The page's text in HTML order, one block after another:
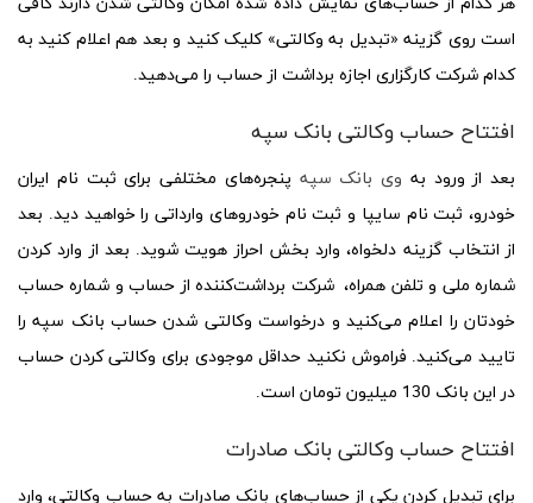
است روی گزینه «تبدیل به وکالتی» کلیک کنید و بعد هم اعلام کنید به
کدام شرکت کارگزاری اجازه برداشت از حساب را می‌دهید.
افتتاح حساب وکالتی بانک سپه
بعد از ورود به وی بانک سپه پنجره‌های مختلفی برای ثبت نام ایران
خودرو، ثبت نام سایپا و ثبت نام خودروهای وارداتی را خواهید دید. بعد
از انتخاب گزینه دلخواه، وارد بخش احراز هویت شوید. بعد از وارد کردن
شماره ملی و تلفن همراه، شرکت برداشت‌کننده از حساب و شماره حساب
خودتان را اعلام می‌کنید و درخواست وکالتی شدن حساب بانک سپه را
تایید می‌کنید. فراموش نکنید حداقل موجودی برای وکالتی کردن حساب
در این بانک 130 میلیون تومان است.
افتتاح حساب وکالتی بانک صادرات
برای تبدیل کردن یکی از حساب‌های بانک صادرات به حساب وکالتی، وارد